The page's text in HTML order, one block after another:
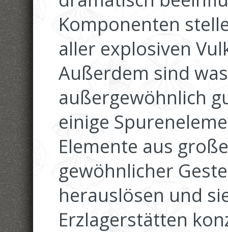
Komponenten
aller explosiven
Außerdem sind
außergewöhnlich
einige
Elemente aus
gewöhnlicher
herauslösen und
Erzlagerstätten